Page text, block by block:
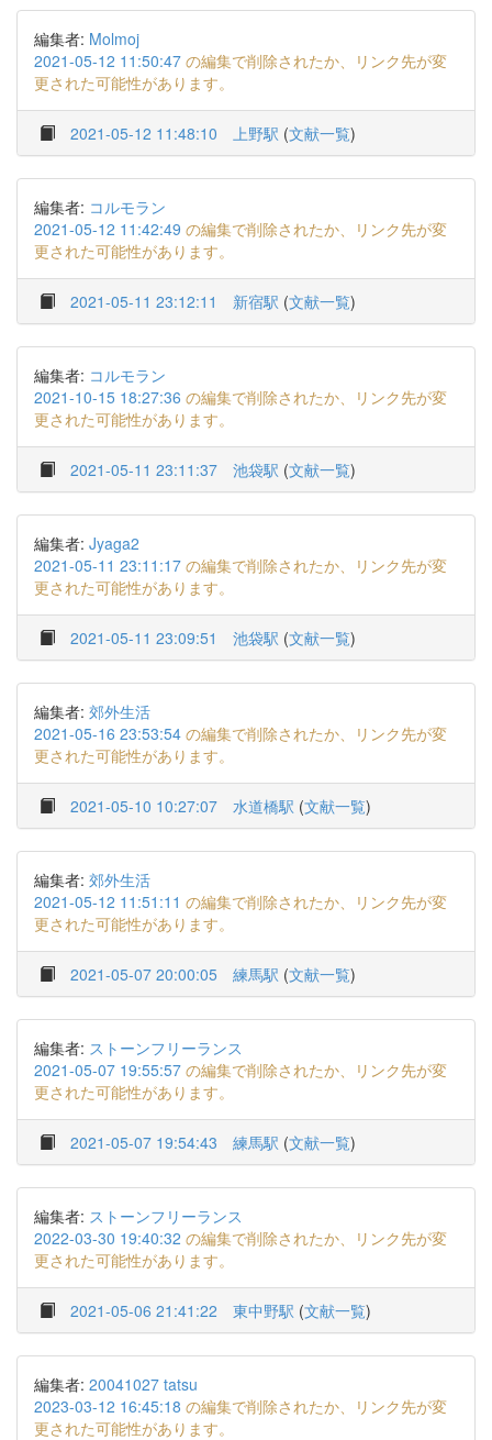
編集者: Molmoj
2021-05-12 11:50:47 の編集で削除されたか、リンク先が変
更された可能性があります。
2021-05-12 11:48:10 上野駅 (文献一覧)
編集者: コルモラン
2021-05-12 11:42:49 の編集で削除されたか、リンク先が変
更された可能性があります。
2021-05-11 23:12:11 新宿駅 (文献一覧)
編集者: コルモラン
2021-10-15 18:27:36 の編集で削除されたか、リンク先が変
更された可能性があります。
2021-05-11 23:11:37 池袋駅 (文献一覧)
編集者: Jyaga2
2021-05-11 23:11:17 の編集で削除されたか、リンク先が変
更された可能性があります。
2021-05-11 23:09:51 池袋駅 (文献一覧)
編集者: 郊外生活
2021-05-16 23:53:54 の編集で削除されたか、リンク先が変
更された可能性があります。
2021-05-10 10:27:07 水道橋駅 (文献一覧)
編集者: 郊外生活
2021-05-12 11:51:11 の編集で削除されたか、リンク先が変
更された可能性があります。
2021-05-07 20:00:05 練馬駅 (文献一覧)
編集者: ストーンフリーランス
2021-05-07 19:55:57 の編集で削除されたか、リンク先が変
更された可能性があります。
2021-05-07 19:54:43 練馬駅 (文献一覧)
編集者: ストーンフリーランス
2022-03-30 19:40:32 の編集で削除されたか、リンク先が変
更された可能性があります。
2021-05-06 21:41:22 東中野駅 (文献一覧)
編集者: 20041027 tatsu
2023-03-12 16:45:18 の編集で削除されたか、リンク先が変
更された可能性があります。